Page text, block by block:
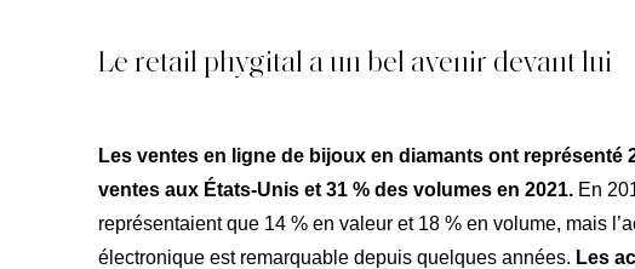
Atelier
Engagements
Le retail phygital a un bel avenir devant lui
Les ventes en ligne de bijoux en diamants ont représenté
ventes aux États-Unis et 31 % des volumes en 2021. En
représentaient que 14 % en valeur et 18 % en volume, mais
électronique est remarquable depuis quelques années. Les